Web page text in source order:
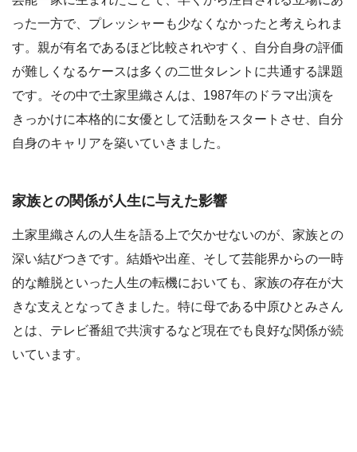
った一方で、プレッシャーも少なくなかったと考えられま
す。親が有名であるほど比較されやすく、自分自身の評価
が難しくなるケースは多くの二世タレントに共通する課題
です。その中で土家里織さんは、1987年のドラマ出演を
きっかけに本格的に女優として活動をスタートさせ、自分
自身のキャリアを築いていきました。
家族との関係が人生に与えた影響
土家里織さんの人生を語る上で欠かせないのが、家族との
深い結びつきです。結婚や出産、そして芸能界からの一時
的な離脱といった人生の転機においても、家族の存在が大
きな支えとなってきました。特に母である中原ひとみさん
とは、テレビ番組で共演するなど現在でも良好な関係が続
いています。